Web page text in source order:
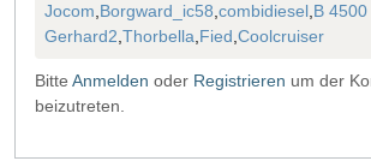
Jocom,Borgward_ic58,combidiesel,B
Gerhard2,Thorbella,Fied,Coolcruiser
Bitte Anmelden oder Registrieren um der
beizutreten.